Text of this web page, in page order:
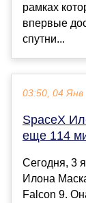
рамках
впервые
спутни...
03:50, 04 Янв
SpaceX
еще 114
Сегодня, 3
Илона
Falcon 9.